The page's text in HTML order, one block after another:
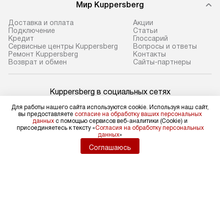
Мир Kuppersberg
Доставка и оплата
Подключение
Кредит
Сервисные центры Kuppersberg
Ремонт Kuppersberg
Возврат и обмен
Акции
Cтатьи
Глоссарий
Вопросы и ответы
Контакты
Сайты-партнеры
Kuppersberg в социальных сетях
Для физических лиц
shop@kuppers-russia.ru
Для юридических лиц
Для работы нашего сайта используются cookie. Используя наш сайт,
вы предоставляете согласие на обработку ваших персональных
данных с помощью сервисов веб-аналитики (Cookie) и
присоединяетесь к тексту «Согласия на обработку персональных
данных»
Соглашаюсь